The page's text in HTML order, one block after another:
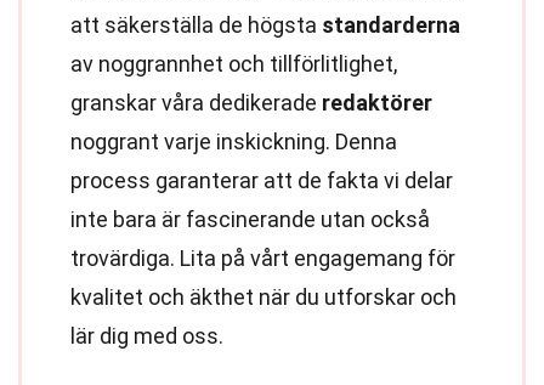
att säkerställa de högsta standarderna
av noggrannhet och tillförlitlighet,
granskar våra dedikerade redaktörer
noggrant varje inskickning. Denna
process garanterar att de fakta vi delar
inte bara är fascinerande utan också
trovärdiga. Lita på vårt engagemang för
kvalitet och äkthet när du utforskar och
lär dig med oss.